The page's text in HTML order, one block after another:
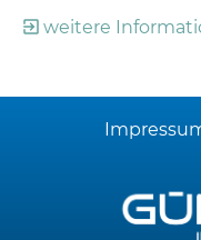
weitere